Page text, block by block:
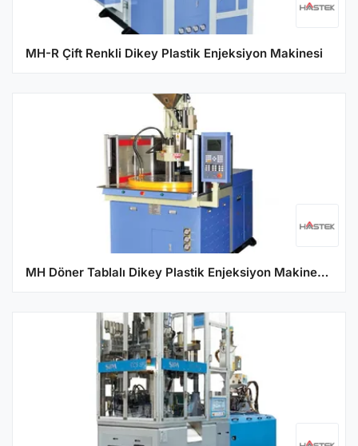
MH-R Çift Renkli Dikey Plastik Enjeksiyon Makinesi
MH Döner Tablalı Dikey Plastik Enjeksiyon Makinesi Serisi